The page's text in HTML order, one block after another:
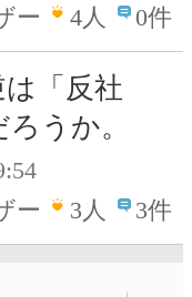
ー
4人 0件
は「反社
うか。
ー
3人 3件